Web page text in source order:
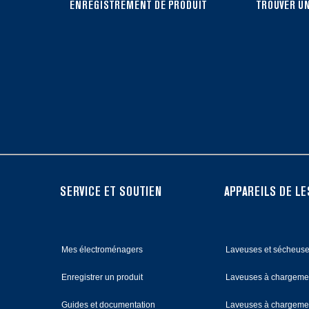
ENREGISTREMENT DE PRODUIT TROUVER
FOOTER
SERVICE ET SOUTIEN
Mes électroménagers
Enregistrer un produit
Guides et documentation
APPAREILS DE
Laveuses et
Laveuses à
Laveuses à